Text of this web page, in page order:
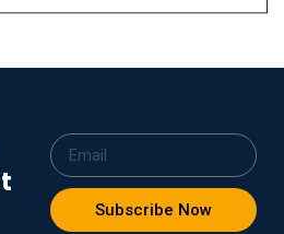
Subscribe Now